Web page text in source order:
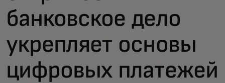
банковское дело
укрепляет основы
цифровых платежей